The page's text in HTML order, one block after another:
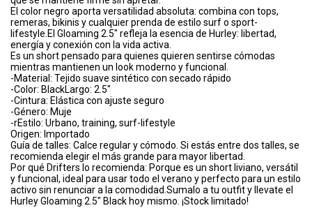
El color negro aporta versatilidad absoluta: combina con tops,
remeras, bikinis y cualquier prenda de estilo surf o sport-
lifestyle.El Gloaming 2.5" refleja la esencia de Hurley: libertad,
energía y conexión con la vida activa.
Es un short pensado para quienes quieren sentirse cómodas
mientras mantienen un look moderno y funcional.
-Material: Tejido suave sintético con secado rápido
-Color: BlackLargo: 2.5"
-Cintura: Elástica con ajuste seguro
-Género: Muje
-rEstilo: Urbano, training, surf-lifestyle
Origen: Importado
Guía de talles: Calce regular y cómodo. Si estás entre dos talles, se
recomienda elegir el más grande para mayor libertad.
Por qué Drifters lo recomienda: Porque es un short liviano, versátil
y funcional, ideal para usar todo el verano y perfecto para un estilo
activo sin renunciar a la comodidad.Sumalo a tu outfit y llevate el
Hurley Gloaming 2.5" Black hoy mismo. ¡Stock limitado!